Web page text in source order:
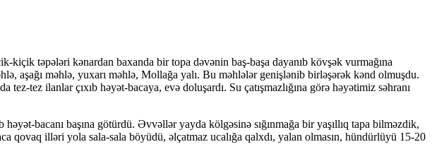
təpələri kənardan baxanda bir topa dəvənin baş-başa dayanıb kövşək vurmağına
aşağı məhlə, yuxarı məhlə, Mollağa yalı. Bu məhlələr genişlənib birləşərək kənd olmuşdu.
tez ilanlar çıxıb həyət-bacaya, evə doluşardı. Su çatışmazlığına görə həyətimiz səhranı
bacanı başına götürdü. Əvvəllər yayda kölgəsinə sığınmağa bir yaşıllıq tapa bilməzdik,
qovaq illəri yola sala-sala böyüdü, əlçatmaz ucalığa qalxdı, yalan olmasın, hündürlüyü 15-20